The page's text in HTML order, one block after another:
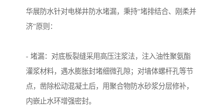
华展防水针对电梯井防水堵漏，秉持“堵排结合、刚柔并
济”原则：
- 堵漏：对底板裂缝采用高压注浆法，注入油性聚氨酯
灌浆材料，遇水膨胀封堵细微孔隙；对墙体螺杆孔等节
点，凿除松动混凝土后，用聚合物防水砂浆分层修补，
内嵌止水环增强密封。